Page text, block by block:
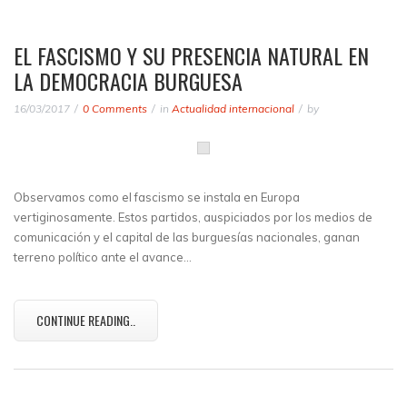
EL FASCISMO Y SU PRESENCIA NATURAL EN
LA DEMOCRACIA BURGUESA
16/03/2017 0 Comments in Actualidad internacional by
Observamos como el fascismo se instala en Europa
vertiginosamente. Estos partidos, auspiciados por los medios de
comunicación y el capital de las burguesías nacionales, ganan
terreno político ante el avance…
CONTINUE READING..